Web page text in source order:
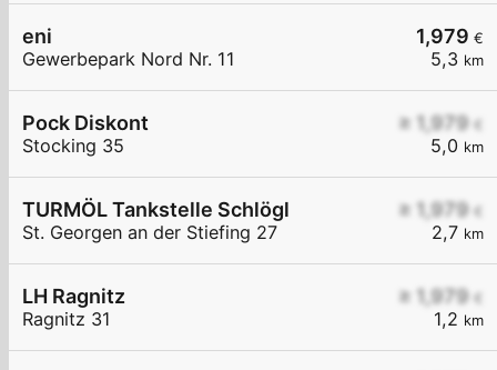
1,979 €
5,3 km
eni
Gewerbepark Nord Nr. 11
≥ 1,979 €
5,0 km
Pock Diskont
Stocking 35
≥ 1,979 €
2,7 km
TURMÖL Tankstelle Schlögl
St. Georgen an der Stiefing 27
≥ 1,979 €
1,2 km
LH Ragnitz
Ragnitz 31